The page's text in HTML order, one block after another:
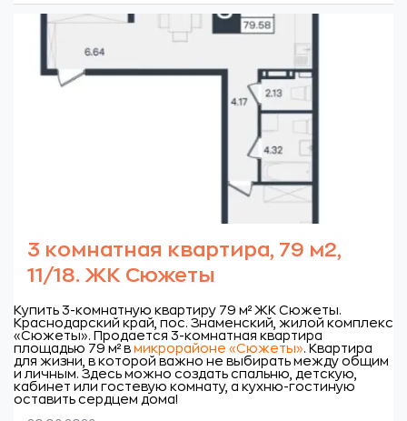
3 комнатная квартира, 79 м2,
11/18. ЖК Сюжеты
Купить 3-комнатную квартиру 79 м² ЖК Сюжеты.
Краснодарский край, пос. Знаменский, жилой комплекс
«Сюжеты». Продается 3-комнатная квартира
площадью 79 м² в микрорайоне «Сюжеты». Квартира
для жизни, в которой важно не выбирать между общим
и личным. Здесь можно создать спальню, детскую,
кабинет или гостевую комнату, а кухню-гостиную
оставить сердцем дома!